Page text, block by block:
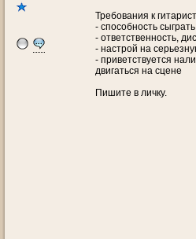
Требования к
- способность
- ответственность,
- настрой на
- приветствуется
двигаться на сцене
Пишите в личку.